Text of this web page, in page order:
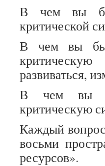
В чем вы
критической
В чем вы
развиваться,
В чем вы
критическую
Каждый вопрос
восьми
ресурсов».